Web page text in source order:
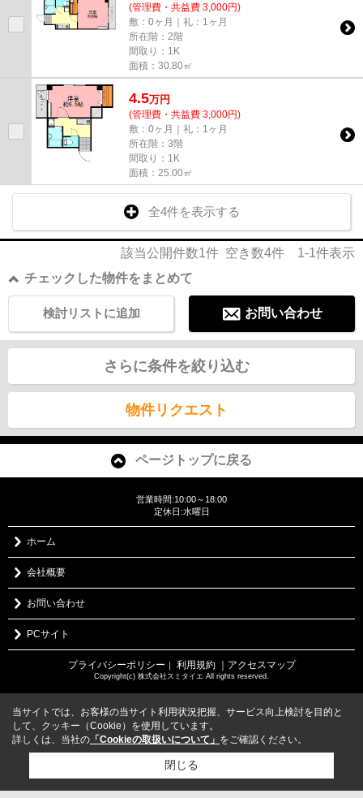
(管理費・共益費 3,000円)
敷：0ヶ月｜礼：1ヶ月
所在階：2階
間取り：1K
面積：30.80㎡
4.5万円
(管理費・共益費 3,000円)
敷：0ヶ月｜礼：1ヶ月
所在階：3階
間取り：1K
面積：25.00㎡
全4件を表示する
該当公開件数1件 空き数4件 1-1件表示
チェックした物件をまとめて
お問い合わせ
検討リストに追加
さらに条件を絞り込む
物件リクエスト
ページトップに戻る
営業時間:10:00～18:00
定休日:水曜日
ホーム
会社概要
お問い合わせ
PCサイト
プライバシーポリシー ｜ 利用規約 ｜アクセスマップ
Copyright(c) 株式会社スミタイエ All rights reserved.
当サイトでは、お客様の当サイト利用状況把握、サービス向上検討を目的と
して、クッキー（Cookie）を使用しています。
詳しくは、当社の 「Cookieの取扱いについて」 をご確認ください。
閉じる